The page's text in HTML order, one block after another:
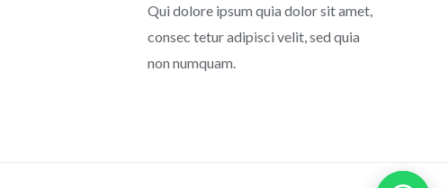
Qui dolore ipsum quia dolor sit amet,
consec tetur adipisci velit, sed quia
non numquam.